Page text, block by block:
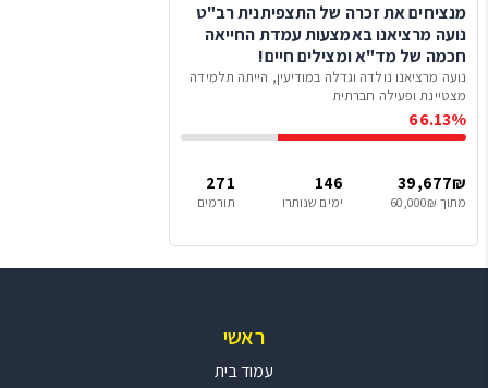
מנציחים את זכרה של התצפיתנית רב"ט
נועה מרציאנו באמצעות עמדת החייאה
חכמה של מד"א ומצילים חיים!
נועה מרציאנו נולדה וגדלה במודיעין, הייתה תלמידה
מצטיינת ופעילה חברתית
66.13%
39,677₪
מתוך 60,000₪
146
ימים שנותרו
271
תורמים
ראשי
עמוד בית